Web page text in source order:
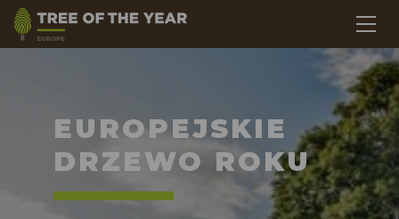
EUROPEJSKIE
DRZEWO ROKU